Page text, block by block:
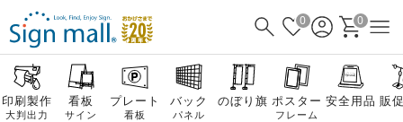
0 0
印刷製作
大判出力
看板
サイン
プレート
看板
バック
パネル
のぼり旗 ポスター
フレーム
安全用品 販